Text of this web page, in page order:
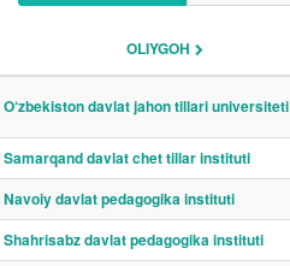
OLIYGOH
O‘zbekiston davlat jahon tillari universiteti
Samarqand davlat chet tillar instituti
Navoiy davlat pedagogika instituti
Shahrisabz davlat pedagogika instituti